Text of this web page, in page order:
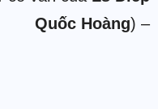
Quốc Hoàng) –